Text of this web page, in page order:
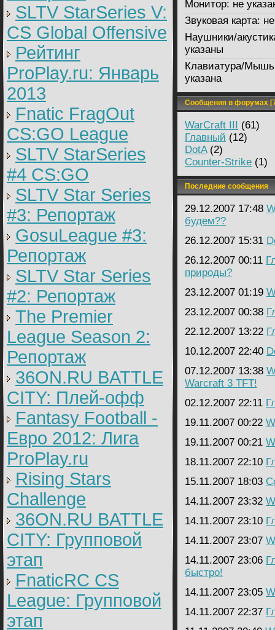
SLTV StarSeries V:
CS Global Offensive
Рейтинг
ProPlay.ru: Январь
2013
Fnatic FragOut
CS:GO League
SLTV StarSeries
#4 CS:GO
SLTV Star Series
#3: Репортаж
GosuLeague #3:
Репортаж
SLTV Star Series
#2: Репортаж
The Premier
League Season 2:
Репортаж
36ON.RU BATTLE
CITY: Плей-офф
Fantasy Football -
Евро 2012: Лига
ProPlay.ru
Rising Stars
Challenge
36ON.RU BATTLE
CITY: Групповой
этап
FnaticRC CS
League: Групповой
этап
Монитор: не
Звуковая карта:
Наушники/
указаны
Клавиатура/
указана
Сообщения в форумах
WarCraft III (61)
Главный (12)
DotA(2)
Counter-Strike (1)
Последние сообщения
29.12.2007 17:48
будем??
26.12.2007 15:31
26.12.2007 00:11
природы?
23.12.2007 01:19
23.12.2007 00:38
22.12.2007 13:22
10.12.2007 22:40
07.12.2007 13:38
Warcraft 3 TFT!
02.12.2007 22:11
19.11.2007 00:22
19.11.2007 00:21
18.11.2007 22:10
15.11.2007 18:03
14.11.2007 23:32
14.11.2007 23:10
14.11.2007 23:07
14.11.2007 23:06
быстро!
14.11.2007 23:05
14.11.2007 22:37